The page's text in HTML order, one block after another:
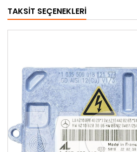
TAKSIT SEÇENEKLERI